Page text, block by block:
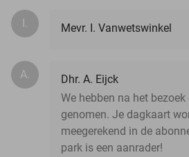
I. Mevr. I. Vanwetswinkel
A.
Dhr. A. Eijck
We hebben na het
genomen. Je dagkaart
meegerekend in de
park is een aanrader!